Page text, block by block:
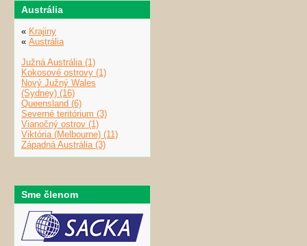
Austrália
« Krajiny
« Austrália
Južná Austrália (1)
Kokosové ostrovy (1)
Nový Južný Wales
(Sydney) (16)
Queensland (6)
Severné teritórium (3)
Vianočný ostrov (1)
Viktória (Melbourne) (11)
Západná Austrália (3)
Sme členom